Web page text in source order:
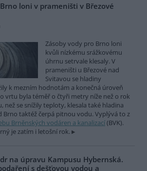
loni v prameništi v Březové
Zásoby vody pro Brno loni
kvůli nízkému srážkovému
úhrnu setrvale klesaly. V
prameništi u Březové nad
Svitavou se hladiny
k mezním hodnotám a konečná úroveň
vrtu byla téměř o čtyři metry níže než o rok
než se snížily teploty, klesala také hladina
Brno taktéž čerpá pitnou vodu. Vyplývá to z
Brněnských vodáren a kanalizací(BVK).
je zatím i letošní rok.
na úpravu Kampusu Hybernská.
s dešťovou vodou a